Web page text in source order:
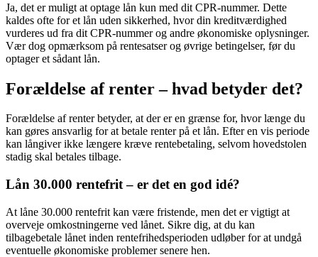
Ja, det er muligt at optage lån kun med dit CPR-nummer. Dette
kaldes ofte for et lån uden sikkerhed, hvor din kreditværdighed
vurderes ud fra dit CPR-nummer og andre økonomiske oplysninger.
Vær dog opmærksom på rentesatser og øvrige betingelser, før du
optager et sådant lån.
Forældelse af renter – hvad betyder det?
Forældelse af renter betyder, at der er en grænse for, hvor længe du
kan gøres ansvarlig for at betale renter på et lån. Efter en vis periode
kan långiver ikke længere kræve rentebetaling, selvom hovedstolen
stadig skal betales tilbage.
Lån 30.000 rentefrit – er det en god idé?
At låne 30.000 rentefrit kan være fristende, men det er vigtigt at
overveje omkostningerne ved lånet. Sikre dig, at du kan
tilbagebetale lånet inden rentefrihedsperioden udløber for at undgå
eventuelle økonomiske problemer senere hen.